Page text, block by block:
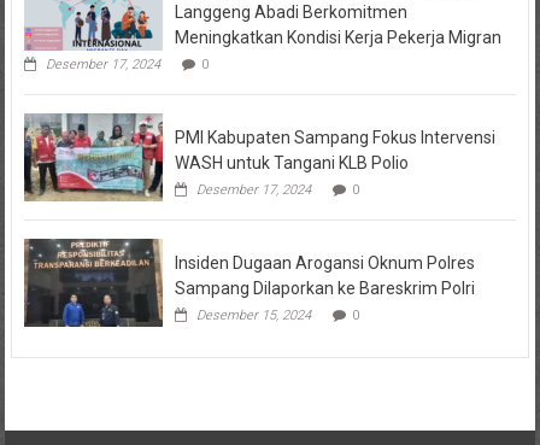
Langgeng Abadi Berkomitmen
Meningkatkan Kondisi Kerja Pekerja Migran
Desember 17, 2024 0
PMI Kabupaten Sampang Fokus Intervensi
WASH untuk Tangani KLB Polio
Desember 17, 2024 0
Insiden Dugaan Arogansi Oknum Polres
Sampang Dilaporkan ke Bareskrim Polri
Desember 15, 2024 0